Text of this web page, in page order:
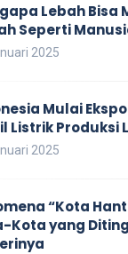
Lebah Bisa
Seperti
2025
Mulai
Listrik Produksi
2025
“Kota
Kota yang